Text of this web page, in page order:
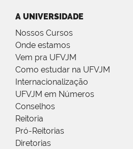
A UNIVERSIDADE
Nossos Cursos
Onde estamos
Vem pra UFVJM
Como estudar na UFVJM
Internacionalização
UFVJM em Números
Conselhos
Reitoria
Pró-Reitorias
Diretorias